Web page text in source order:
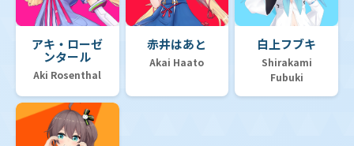
アキ・ローゼ
ンタール
Aki Rosenthal
赤井はあと
Akai Haato
白上フブキ
Shirakami
Fubuki